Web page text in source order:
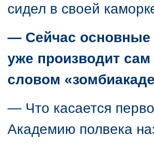
сидел в своей
— Сейчас основные
уже производит
словом
— Что касается
Академию полвека